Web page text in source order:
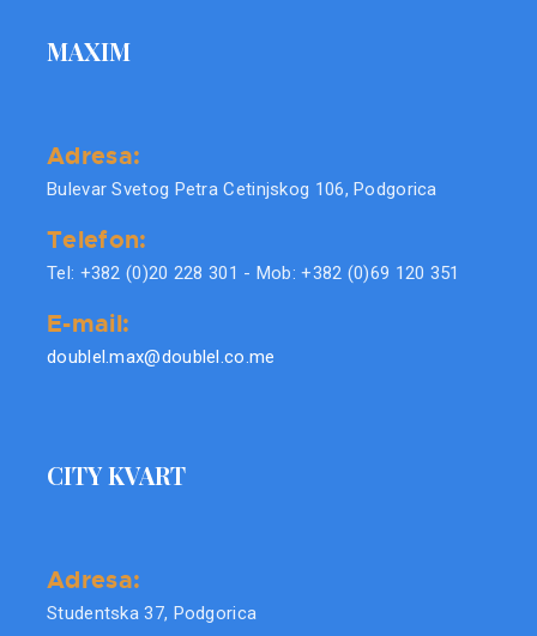
MAXIM
Adresa:
Bulevar Svetog Petra Cetinjskog 106, Podgorica
Telefon:
Tel: +382 (0)20 228 301 - Mob: +382 (0)69 120 351
E-mail:
doublel.max@doublel.co.me
CITY KVART
Adresa:
Studentska 37, Podgorica